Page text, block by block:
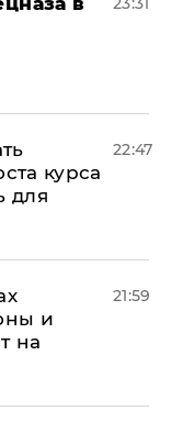
курса
для
22:47
и
на
21:59